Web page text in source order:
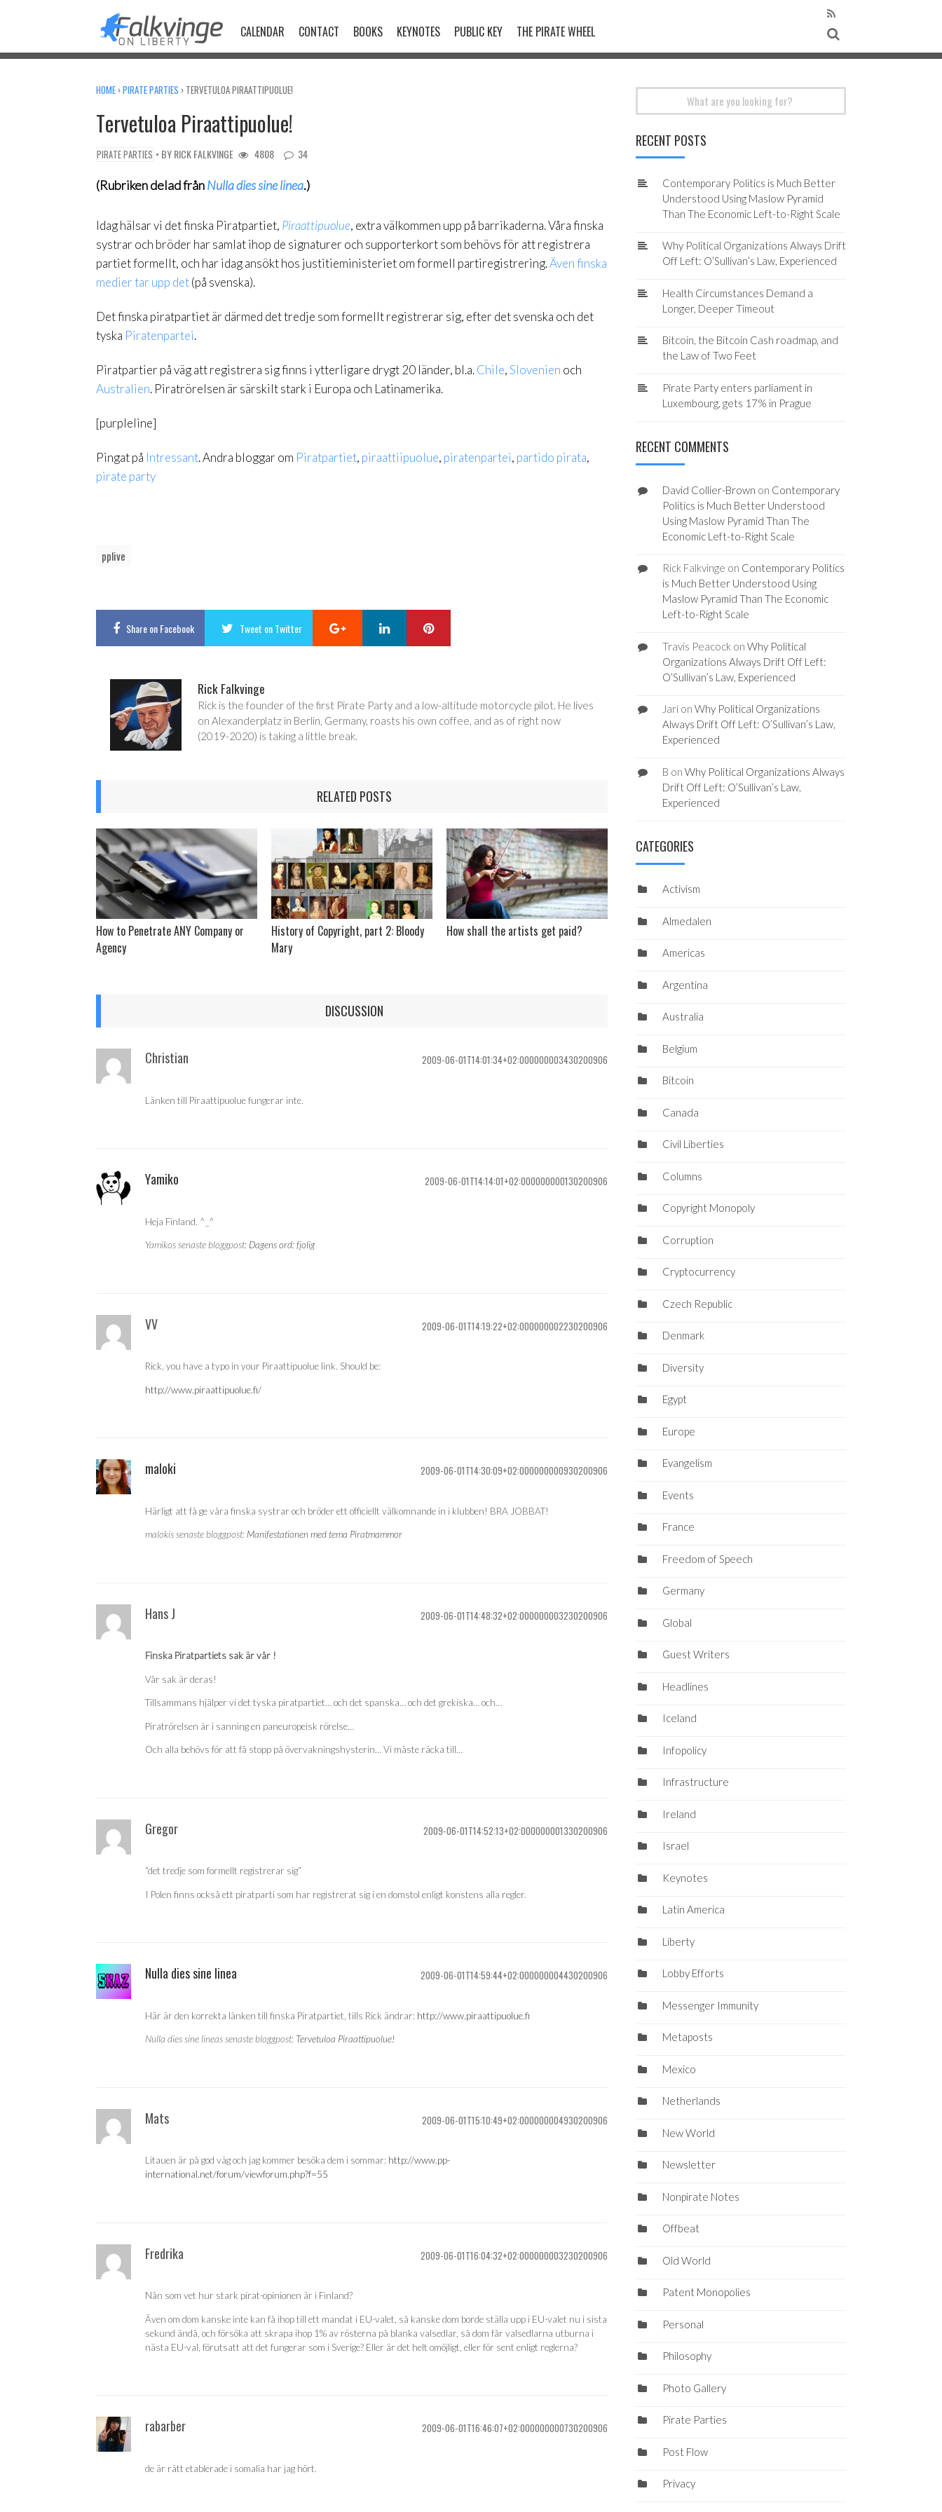
CALENDAR CONTACT BOOKS KEYNOTES PUBLIC KEY THE PIRATE WHEEL
HOME ›PIRATE PARTIES › TERVETULOA PIRAATTIPUOLUE!
Tervetuloa Piraattipuolue!
PIRATE PARTIES • BYRICK FALKVINGE 4808 34
(Rubriken delad frånNulla dies sine linea.)
Idag hälsar vi det finska Piratpartiet, Piraattipuolue, extra välkommen upp på barrikaderna. Våra finska
systrar och bröder har samlat ihop de signaturer och supporterkort som behövs för att registrera
partiet formellt, och har idag ansökt hos justitieministeriet om formell partiregistrering.Även finska
medier tar upp det(på svenska).
Det finska piratpartiet är därmed det tredje som formellt registrerar sig, efter det svenska och det
tyska Piratenpartei.
Piratpartier på väg att registrera sig finns i ytterligare drygt 20 länder, bl.a.Chile,Slovenien och
Australien. Piratrörelsen är särskilt stark i Europa och Latinamerika.
[purpleline]
Pingat på Intressant. Andra bloggar om Piratpartiet, piraattiipuolue, piratenpartei, partido pirata,
pirate party
pplive
Shareon Facebook Tweet on Twitter Google+ LinkedIn
Rick Falkvinge
Rick is the founder of the first Pirate Party and a low-altitude motorcycle pilot. He lives
on Alexanderplatz in Berlin, Germany, roasts his own coffee, and as of right now
(2019-2020) is taking a little break.
RELATED POSTS
How to Penetrate ANY Company or
Agency
History of Copyright, part 2: Bloody
Mary
How shall the artists get paid?
DISCUSSION
Christian 2009-06-01T14:01:34+02:000000003430200906
Länken till Piraattipuolue fungerar inte.
Yamiko 2009-06-01T14:14:01+02:000000000130200906
Heja Finland. ^_^
Yamikos senaste bloggpost: Dagens ord: fjolig
VV 2009-06-01T14:19:22+02:000000002230200906
Rick, you have a typo in your Piraattipuolue link. Should be:
http://www.piraattipuolue.fi/
maloki 2009-06-01T14:30:09+02:000000000930200906
Härligt att få ge våra finska systrar och bröder ett officiellt välkomnande in i klubben! BRA JOBBAT!
malokis senaste bloggpost: Manifestationen med tema Piratmammor
Hans J 2009-06-01T14:48:32+02:000000003230200906
Finska Piratpartiets sak är vår !
Vår sak är deras!
Tillsammans hjälper vi det tyska piratpartiet… och det spanska… och det grekiska… och…
Piratrörelsen är i sanning en paneuropeisk rörelse…
Och alla behövs för att få stopp på övervakningshysterin… Vi måste räcka till…
Gregor 2009-06-01T14:52:13+02:000000001330200906
“det tredje som formellt registrerar sig”
I Polen finns också ett piratparti som har registrerat sig i en domstol enligt konstens alla regler.
Nulla dies sine linea 2009-06-01T14:59:44+02:000000004430200906
Här är den korrekta länken till finska Piratpartiet, tills Rick ändrar: http://www.piraattipuolue.fi
Nulla dies sine lineas senaste bloggpost: Tervetuloa Piraattipuolue!
Mats 2009-06-01T15:10:49+02:000000004930200906
Litauen är på god väg och jag kommer besöka dem i sommar: http://www.pp-
international.net/forum/viewforum.php?f=55
Fredrika 2009-06-01T16:04:32+02:000000003230200906
Nån som vet hur stark pirat-opinionen är i Finland?
Även om dom kanske inte kan få ihop till ett mandat i EU-valet, så kanske dom borde ställa upp i EU-valet nu i sista
sekund ändå, och försöka att skrapa ihop 1% av rösterna på blanka valsedlar, så dom får valsedlarna utburna i
nästa EU-val, förutsatt att det fungerar som i Sverige? Eller är det helt omöjligt, eller för sent enligt reglerna?
rabarber 2009-06-01T16:46:07+02:000000000730200906
de är rätt etablerade i somalia har jag hört.
RECENT POSTS
Contemporary Politics is Much Better
Understood Using Maslow Pyramid
Than The Economic Left-to-Right Scale
Why Political Organizations Always Drift
Off Left: O’Sullivan’s Law, Experienced
Health Circumstances Demand a
Longer, Deeper Timeout
Bitcoin, the Bitcoin Cash roadmap, and
the Law of Two Feet
Pirate Party enters parliament in
Luxembourg, gets 17% in Prague
RECENT COMMENTS
David Collier-Brown on Contemporary
Politics is Much Better Understood
Using Maslow Pyramid Than The
Economic Left-to-Right Scale
Rick Falkvinge on Contemporary Politics
is Much Better Understood Using
Maslow Pyramid Than The Economic
Left-to-Right Scale
Travis Peacockon Why Political
Organizations Always Drift Off Left:
O’Sullivan’s Law, Experienced
Jarion Why Political Organizations
Always Drift Off Left: O’Sullivan’s Law,
Experienced
B on Why Political Organizations Always
Drift Off Left: O’Sullivan’s Law,
Experienced
CATEGORIES
Activism
Almedalen
Americas
Argentina
Australia
Belgium
Bitcoin
Canada
Civil Liberties
Columns
Copyright Monopoly
Corruption
Cryptocurrency
Czech Republic
Denmark
Diversity
Egypt
Europe
Evangelism
Events
France
Freedom of Speech
Germany
Global
Guest Writers
Headlines
Iceland
Infopolicy
Infrastructure
Ireland
Israel
Keynotes
Latin America
Liberty
Lobby Efforts
Messenger Immunity
Metaposts
Mexico
Netherlands
New World
Newsletter
Nonpirate Notes
Offbeat
Old World
Patent Monopolies
Personal
Philosophy
Photo Gallery
Pirate Parties
Post Flow
Privacy